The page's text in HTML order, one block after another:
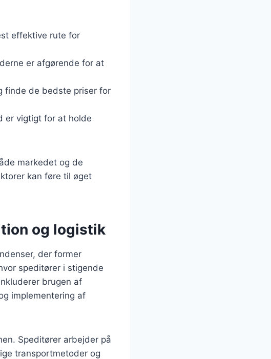
effektive rute for
er afgørende for at
finde de bedste priser for
er vigtigt for at holde
markedet og de
kan føre til øget
og logistik
der former
speditører i stigende
brugen af
implementering af
Speditører arbejder på
transportmetoder og